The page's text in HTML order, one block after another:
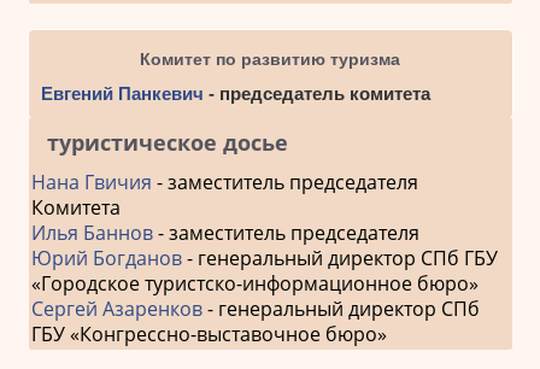
Комитет по развитию туризма
Евгений Панкевич - председатель комитета
туристическое досье
Нана Гвичия - заместитель председателя
Комитета
Илья Баннов- заместитель председателя
Юрий Богданов- генеральный директор СПб ГБУ
«Городское туристско-информационное бюро»
Сергей Азаренков- генеральный директор СПб
ГБУ «Конгрессно-выставочное бюро»